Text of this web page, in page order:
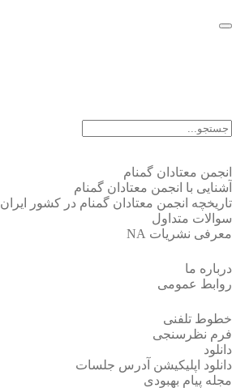
انجمن معتادان گمنام
آشنایی با انجمن معتادان گمنام
تاریخچه انجمن معتادان گمنام در کشور ایران
سوالات متداول
معرفی نشریات NA
درباره ما
روابط عمومی
خطوط تلفنی
فرم نظرسنجی
دانلود
دانلود اپلیکیشن آدرس جلسات
مجله پیام بهبودی